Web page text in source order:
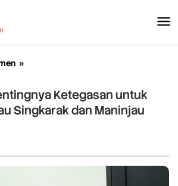
»
Pentingnya
Ketegasan
Singkarak
Ketegasan untuk
Singkarak dan Maninjau